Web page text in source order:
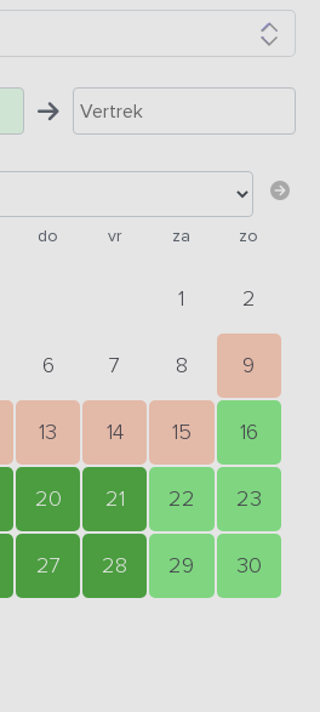
do vr za zo
1 2
6 7 8 9
13 14 15 16
20 21 22 23
27 28 29 30